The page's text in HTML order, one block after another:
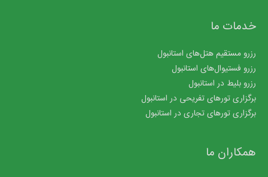
خدمات ما
رزرو مستقیم هتل‌های استانبول
رزرو فستیوال‌های استانبول
رزرو بلیط در استانبول
برگزاری تورهای تفریحی در استانبول
برگزاری تورهای تجاری در استانبول
همکاران ما